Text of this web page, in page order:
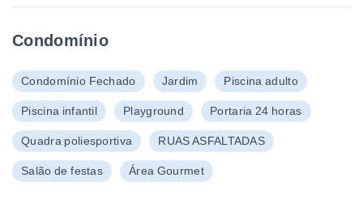
Condomínio
Condomínio Fechado Jardim Piscina adulto
Piscina infantil Playground Portaria 24 horas
Quadra poliesportiva RUAS ASFALTADAS
Salão de festas Área Gourmet